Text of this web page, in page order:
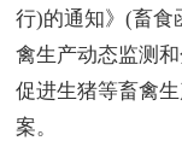
行)的通知》(畜食
禽生产动态监测
促进生猪等畜禽
案。